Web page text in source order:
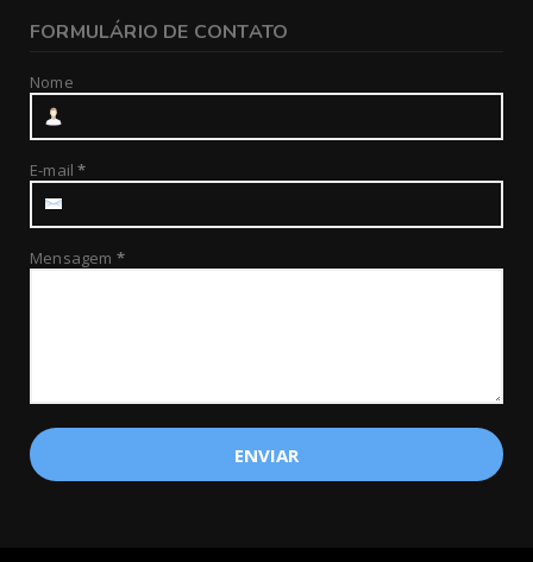
FORMULÁRIO DE CONTATO
Nome
E-mail*
Mensagem *